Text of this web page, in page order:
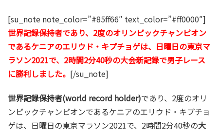
[su_note note_color=”#85ff66″ text_color=”#ff0000″]
世界記録保持者であり、2度のオリンピックチャンピオン
であるケニアのエリウド・キプチョゲは、日曜日の東京マ
ラソン2021で、2時間2分40秒の大会新記録で男子レース
に勝利しました。 [/su_note]
世界記録保持者(world record holder)であり、2度のオリ
ンピックチャンピオンであるケニアのエリウド・キプチョ
ゲは、日曜日の東京マラソン2021で、2時間2分40秒の大